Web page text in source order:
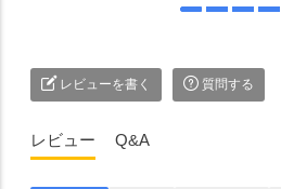
レビューを書く 質問する
レビュー Q&A